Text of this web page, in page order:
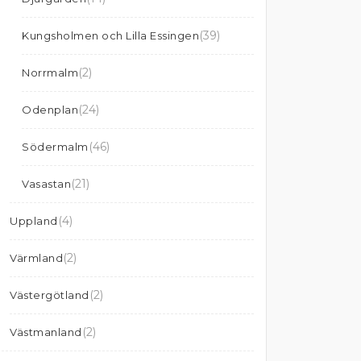
Kungsholmen och Lilla Essingen(39)
Norrmalm(2)
Odenplan(24)
Södermalm (46)
Vasastan(21)
Uppland (4)
Värmland(2)
Västergötland (2)
Västmanland (2)